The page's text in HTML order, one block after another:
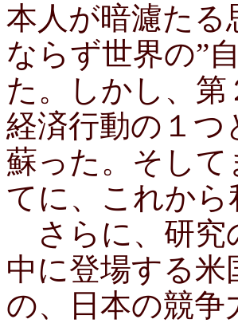
本人が暗濾た
ならず世界の”
た。しかし、
経済行動の１つ
蘇った。そして
てに、これか
さらに、研究
中に登場する米
の、日本の競